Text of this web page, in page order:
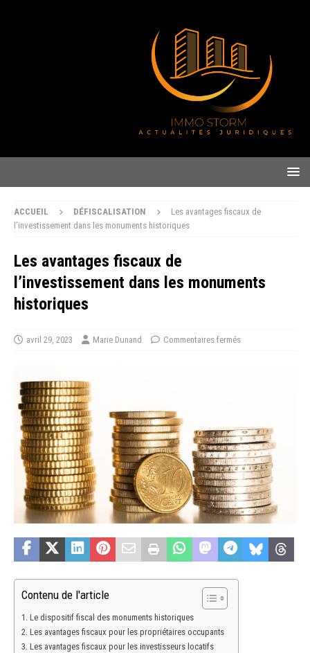
ACCUEIL DÉFISCALISATION
Les avantages fiscaux de
l’investissement dans les monuments historiques
Les avantages fiscaux de
l’investissement dans les monuments
historiques
avril 29, 2023 Marie Dunand Commentaires fermés
Contenu de l'article
Le dispositif fiscal des monuments historiques
Les avantages fiscaux pour les propriétaires occupants
Les avantages fiscaux pour les investisseurs locatifs